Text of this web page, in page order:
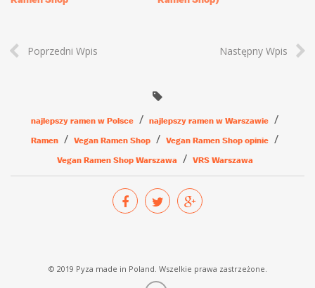
Poprzedni Wpis Następny Wpis
najlepszy ramen w Polsce
najlepszy ramen w Warszawie
Ramen
Vegan Ramen Shop
Vegan Ramen Shop opinie
Vegan Ramen Shop Warszawa
VRS Warszawa
© 2019 Pyza made in Poland. Wszelkie prawa zastrzeżone.